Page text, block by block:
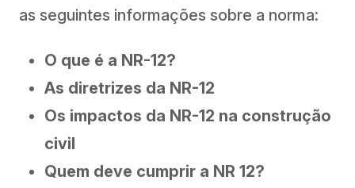
as seguintes informações sobre a norma:
O que é a NR-12?
As diretrizes da NR-12
Os impactos da NR-12 na construção
civil
Quem deve cumprir a NR 12?